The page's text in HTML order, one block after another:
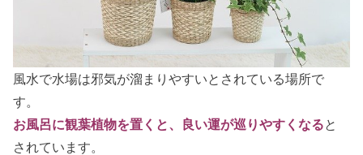
風水で水場は邪気が溜まりやすいとされている場所で
す。
お風呂に観葉植物を置くと、良い運が巡りやすくなると
されています。